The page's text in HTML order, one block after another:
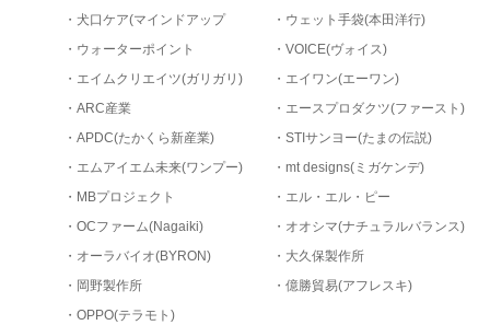
・犬口ケア(マインドアップ ・ウェット手袋(本田洋行)
・ウォーターポイント ・VOICE(ヴォイス)
・エイムクリエイツ(ガリガリ) ・エイワン(エーワン)
・ARC産業 ・エースプロダクツ(ファースト)
・APDC(たかくら新産業) ・STIサンヨー(たまの伝説)
・エムアイエム未来(ワンプー) ・mt designs(ミガケンデ)
・MBプロジェクト ・エル・エル・ピー
・OCファーム(Nagaiki) ・オオシマ(ナチュラルバランス)
・オーラバイオ(BYRON) ・大久保製作所
・岡野製作所 ・億勝貿易(アフレスキ)
・OPPO(テラモト)